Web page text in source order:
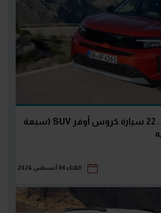
بعد طرح RX9 وفرونتيرا.. 22 سيارة كروس أوفر SUV (سبعة
الثلاثاء 04 أغسطس 2026